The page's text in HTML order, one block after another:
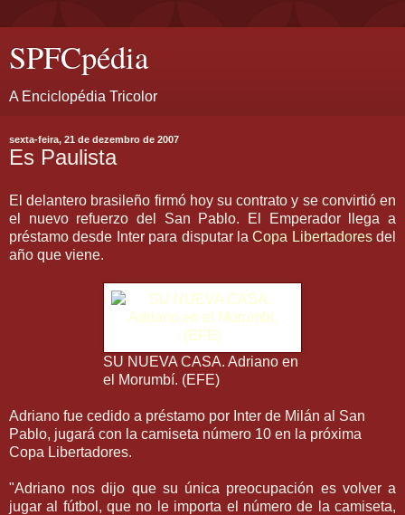
SPFCpédia
A Enciclopédia Tricolor
sexta-feira, 21 de dezembro de 2007
Es Paulista
El delantero brasileño firmó hoy su contrato y se convirtió en
el nuevo refuerzo del San Pablo. El Emperador llega a
préstamo desde Inter para disputar laCopa Libertadoresdel
año que viene.
SU NUEVA CASA. Adriano en
el Morumbí. (EFE)
Adriano fue cedido a préstamo por Inter de Milán al San
Pablo, jugará con la camiseta número 10 en la próxima
Copa Libertadores.
"Adriano nos dijo que su única preocupación es volver a
jugar al fútbol, que no le importa el número de la camiseta,